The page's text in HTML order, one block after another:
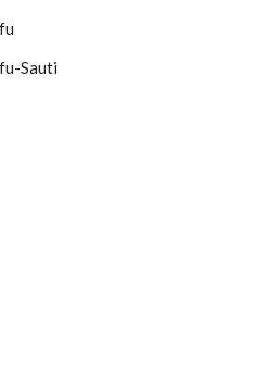
Sauti